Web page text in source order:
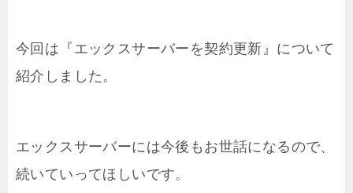
今回は『エックスサーバーを契約更新』について
紹介しました。
エックスサーバーには今後もお世話になるので、
続いていってほしいです。